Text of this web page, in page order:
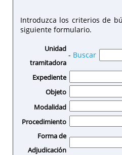
Introduzca los criterios de
siguiente formulario.
Unidad
tramitadora
- Buscar
Expediente
Objeto
Modalidad
Procedimiento
Forma de
Adjudicación